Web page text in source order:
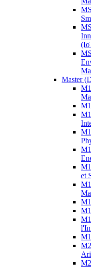
Master
et